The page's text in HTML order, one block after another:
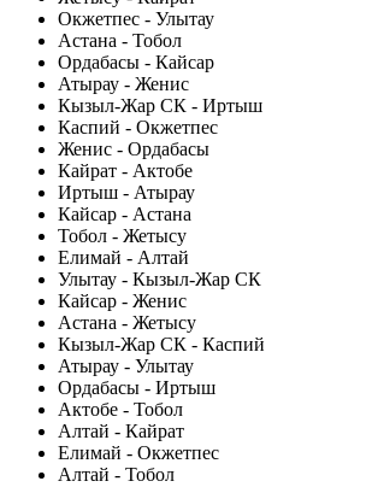
Окжетпес - Улытау
Астана - Тобол
Ордабасы - Кайсар
Атырау - Женис
Кызыл-Жар СК - Иртыш
Каспий - Окжетпес
Женис - Ордабасы
Кайрат - Актобе
Иртыш - Атырау
Кайсар - Астана
Тобол - Жетысу
Елимай - Алтай
Улытау - Кызыл-Жар СК
Кайсар - Женис
Астана - Жетысу
Кызыл-Жар СК - Каспий
Атырау - Улытау
Ордабасы - Иртыш
Актобе - Тобол
Алтай - Кайрат
Елимай - Окжетпес
Алтай - Тобол